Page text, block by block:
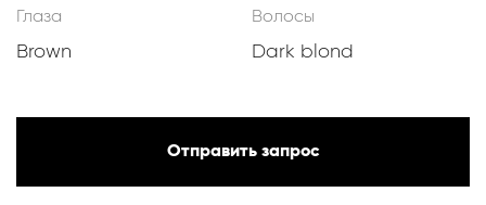
Глаза
Brown
Волосы
Dark blond
Отправить запрос